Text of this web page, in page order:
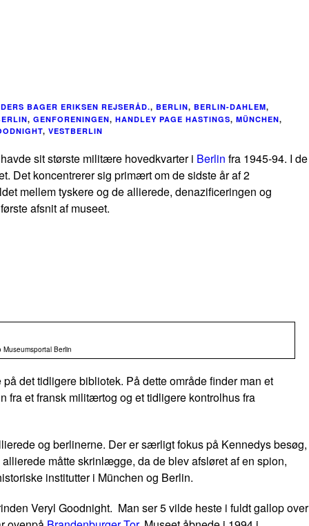
BAGER ERIKSEN REJSERÅD., BERLIN, BERLIN-DAHLEM,
, GENFORENINGEN, HANDLEY PAGE HASTINGS, MÜNCHEN,
, VESTBERLIN
sit største militære hovedkvarter i Berlin fra 1945-94. I de
Det koncentrerer sig primært om de sidste år af 2
mellem tyskere og de allierede, denazificeringen og
afsnit af museet.
Berlin
det tidligere bibliotek. På dette område finder man et
fra et fransk militærtog og et tidligere kontrolhus fra
og berlinerne. Der er særligt fokus på Kennedys besøg,
måtte skrinlægge, da de blev afsløret af en spion,
institutter i München og Berlin.
Veryl Goodnight. Man ser 5 vilde heste i fuldt gallop over